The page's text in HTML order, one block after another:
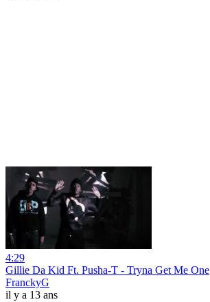
4:29
Gillie Da Kid Ft. Pusha-T - Tryna Get Me One
FranckyG
il y a 13 ans